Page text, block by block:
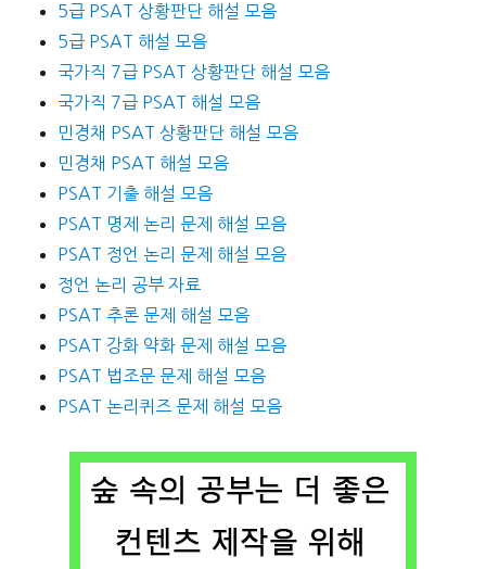
5급 PSAT 상황판단 해설 모음
5급 PSAT 해설 모음
국가직 7급 PSAT 상황판단 해설 모음
국가직 7급 PSAT 해설 모음
민경채 PSAT 상황판단 해설 모음
민경채 PSAT 해설 모음
PSAT 기출 해설 모음
PSAT 명제 논리 문제 해설 모음
PSAT 정언 논리 문제 해설 모음
정언 논리 공부 자료
PSAT 추론 문제 해설 모음
PSAT 강화 약화 문제 해설 모음
PSAT 법조문 문제 해설 모음
PSAT 논리퀴즈 문제 해설 모음